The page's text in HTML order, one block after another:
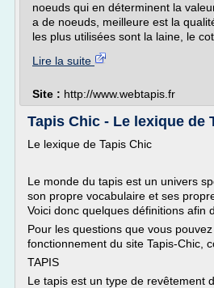
noeuds qui en déterminent la
a de noeuds, meilleure est la
les plus utilisées sont la laine, le
Lire la suite
Site : http://www.webtapis.fr
Tapis Chic - Le lexique de
Le lexique de Tapis Chic
Le monde du tapis est un univers
son propre vocabulaire et ses
Voici donc quelques définitions afin
Pour les questions que vous
fonctionnement du site Tapis-Chic,
TAPIS
Le tapis est un type de revêtement